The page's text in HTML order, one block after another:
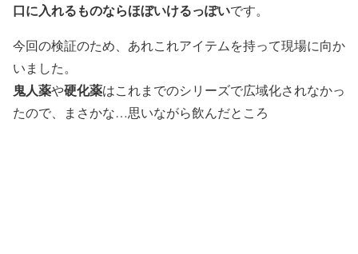
口に入れるものならほぼいけるっぽいです。
今回の検証のため、あれこれアイテムを持って現場に向か
いました。
鬼人薬や硬化薬はこれまでのシリーズで広域化されなかっ
たので、まさかな…思いながら飲んだところ